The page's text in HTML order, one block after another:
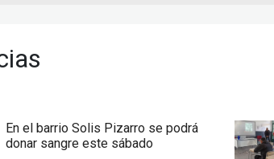
En el barrio Solis Pizarro se podrá
donar sangre este sábado